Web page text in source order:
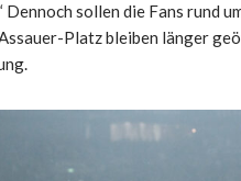
sollen die Fans rund
Platz bleiben länger